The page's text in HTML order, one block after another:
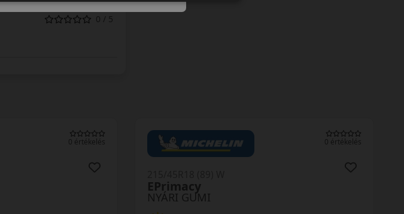
0 / 5
0 értékelés 0 értékelés
NYÁRI GUMI
EPrimacy